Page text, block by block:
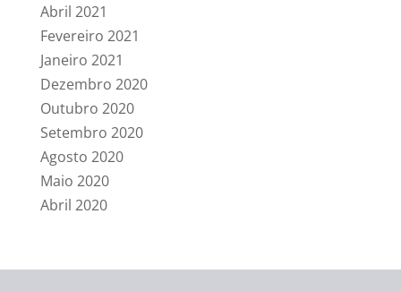
Abril 2021
Fevereiro 2021
Janeiro 2021
Dezembro 2020
Outubro 2020
Setembro 2020
Agosto 2020
Maio 2020
Abril 2020